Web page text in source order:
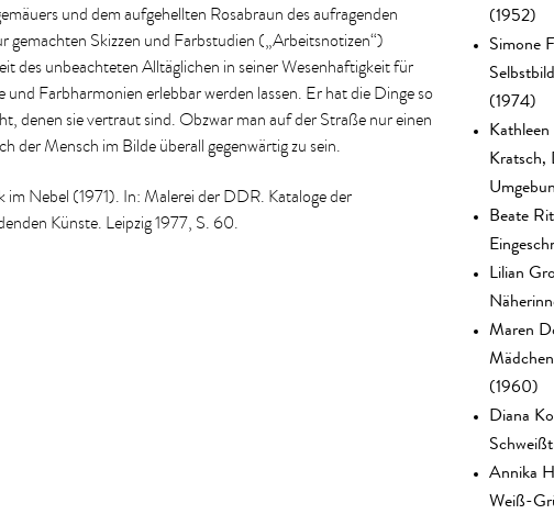
(1952)
Simone
(1974)
Kratsch,
Beate
Lilian
Maren
(1960)
Diana
Annika
Weiß-
und dem aufgehellten Rosabraun des aufragenden
gemachten Skizzen und Farbstudien („Arbeitsnotizen“)
des unbeachteten Alltäglichen in seiner Wesenhaftigkeit für
Farbharmonien erlebbar werden lassen. Er hat die Dinge so
denen sie vertraut sind. Obzwar man auf der Straße nur einen
der Mensch im Bilde überall gegenwärtig zu sein.
Nebel (1971). In: Malerei der DDR. Kataloge der
Künste. Leipzig 1977, S. 60.